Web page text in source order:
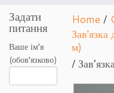
Задати
питання
Ваше ім’я
(обов’язково)
Home /
Зав'язка
м)
/